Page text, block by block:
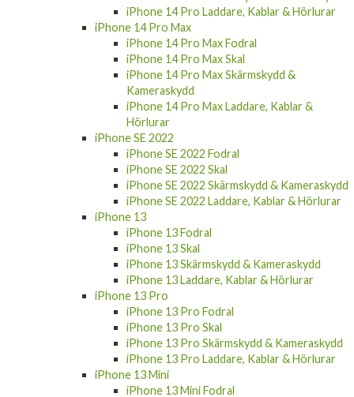
iPhone 14 Pro Laddare, Kablar & Hörlurar
iPhone 14 Pro Max
iPhone 14 Pro Max Fodral
iPhone 14 Pro Max Skal
iPhone 14 Pro Max Skärmskydd &
Kameraskydd
iPhone 14 Pro Max Laddare, Kablar &
Hörlurar
iPhone SE 2022
iPhone SE 2022 Fodral
iPhone SE 2022 Skal
iPhone SE 2022 Skärmskydd & Kameraskydd
iPhone SE 2022 Laddare, Kablar & Hörlurar
iPhone 13
iPhone 13 Fodral
iPhone 13 Skal
iPhone 13 Skärmskydd & Kameraskydd
iPhone 13 Laddare, Kablar & Hörlurar
iPhone 13 Pro
iPhone 13 Pro Fodral
iPhone 13 Pro Skal
iPhone 13 Pro Skärmskydd & Kameraskydd
iPhone 13 Pro Laddare, Kablar & Hörlurar
iPhone 13 Mini
iPhone 13 Mini Fodral